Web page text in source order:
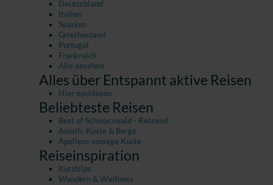
Deutschland
Italien
Spanien
Griechenland
Portugal
Frankreich
Alle ansehen
Alles über Entspannt aktive Reisen
Hier nachlesen
Beliebteste Reisen
Best of Schwarzwald - Relaxed
Amalfi: Küste & Berge
Apuliens sonnige Küste
Reiseinspiration
Kurztrips
Wandern & Wellness